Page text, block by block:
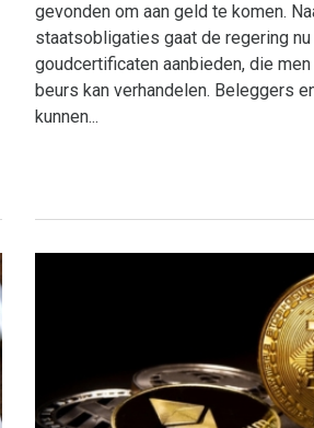
gevonden om aan geld te komen.
staatsobligaties gaat de regering
goudcertificaten aanbieden, die
beurs kan verhandelen. Beleggers
kunnen...